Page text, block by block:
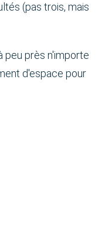
(pas trois, mais
peu près n'importe
d'espace pour